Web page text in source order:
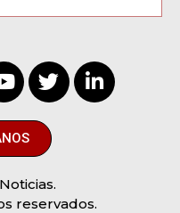
reservados.